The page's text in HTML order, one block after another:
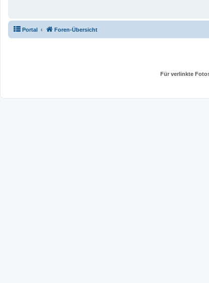
Portal Foren-Übersicht
Für verlinkte